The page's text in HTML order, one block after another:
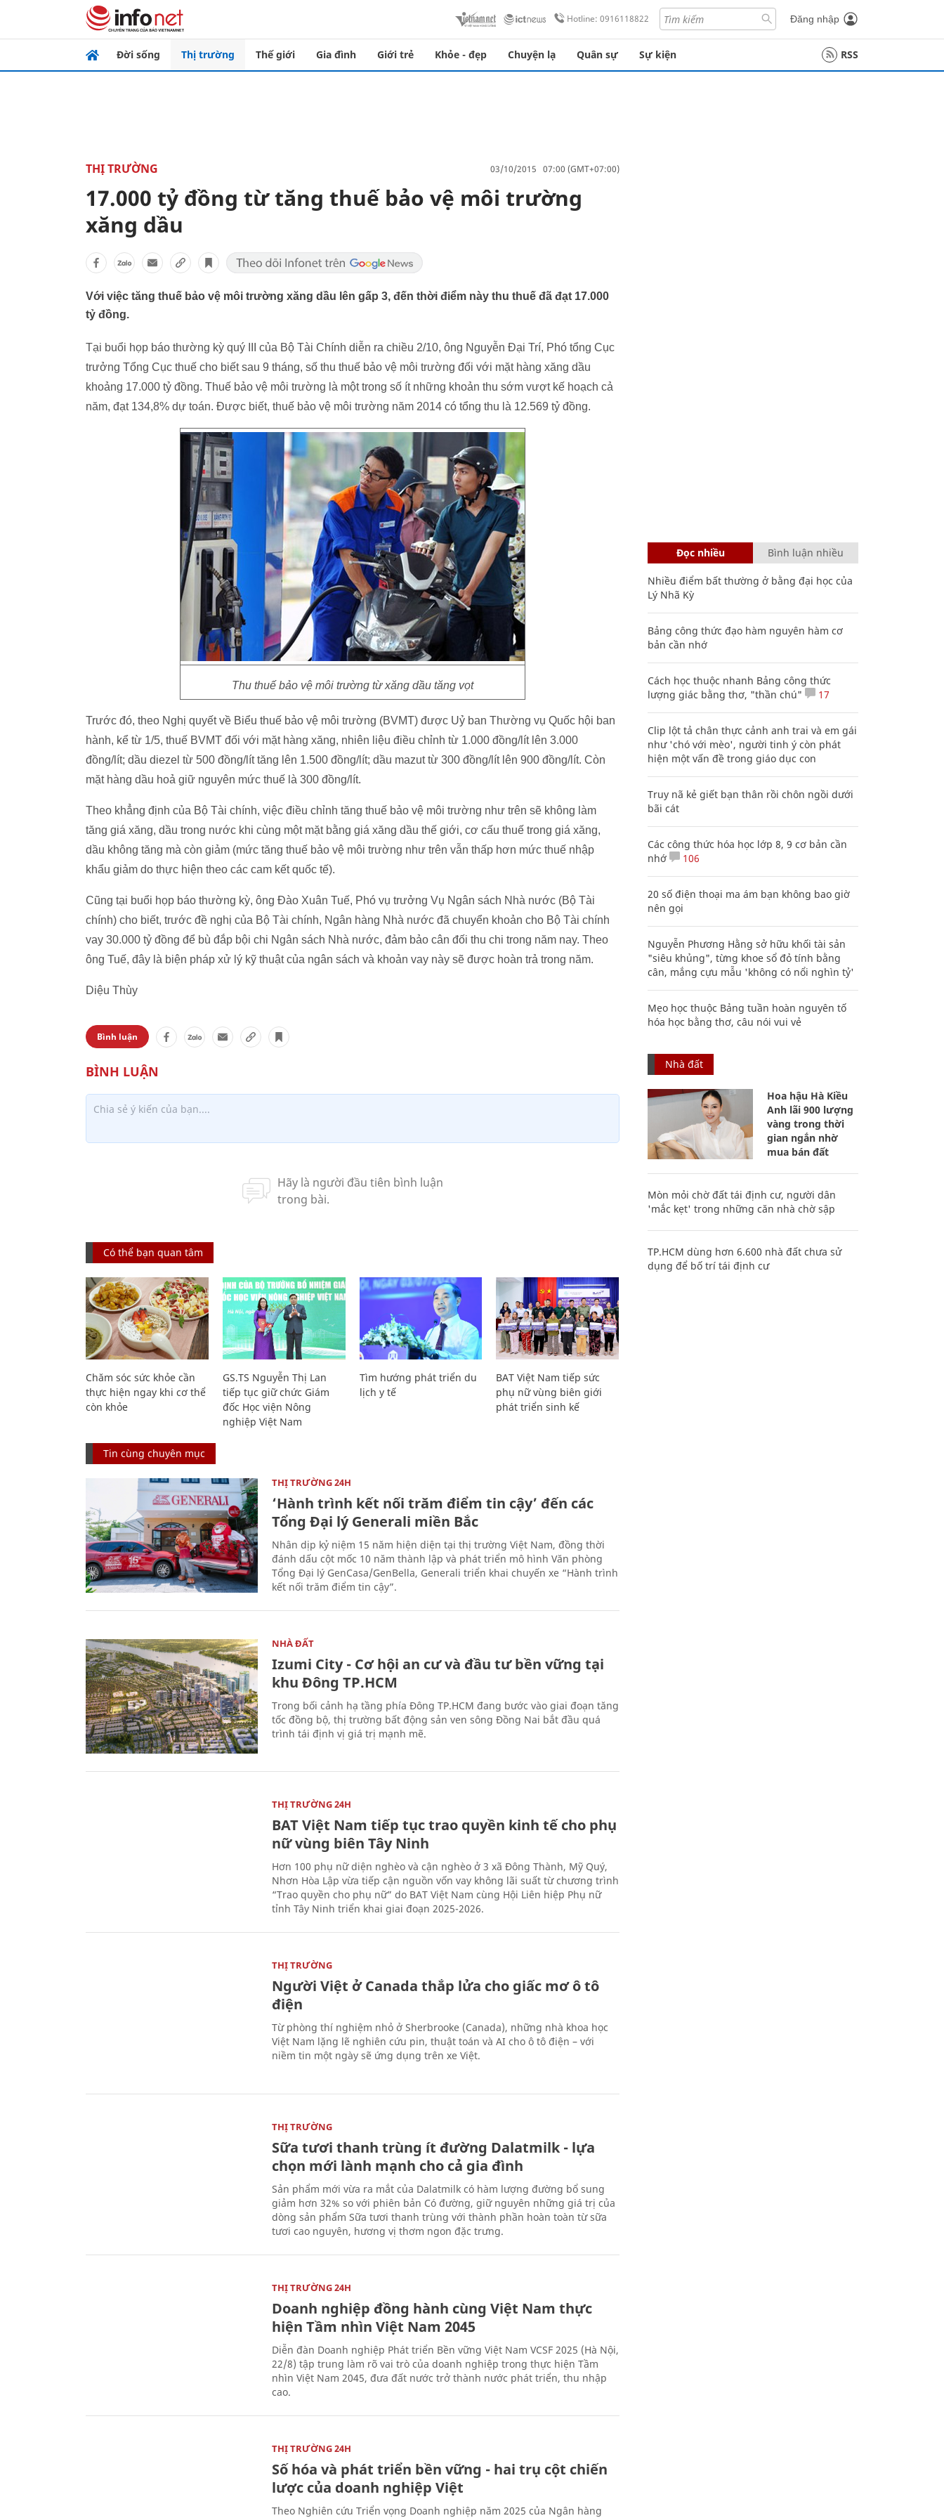
Hotline: 0916118822 Đăng nhập
Đời sống Thị trường Thế giới Gia đình Giới trẻ Khỏe - đẹp Chuyện lạ Quân sự Sự kiện RSS
THỊ TRƯỜNG 03/10/2015 07:00 (GMT+07:00)
17.000 tỷ đồng từ tăng thuế bảo vệ môi trường
xăng dầu
Với việc tăng thuế bảo vệ môi trường xăng dầu lên gấp 3, đến thời điểm này thu thuế đã đạt 17.000
tỷ đồng.
Tại buổi họp báo thường kỳ quý III của Bộ Tài Chính diễn ra chiều 2/10, ông Nguyễn Đại Trí, Phó tổng Cục
trưởng Tổng Cục thuế cho biết sau 9 tháng, số thu thuế bảo vệ môi trường đối với mặt hàng xăng dầu
khoảng 17.000 tỷ đồng. Thuế bảo vệ môi trường là một trong số ít những khoản thu sớm vượt kế hoạch cả
năm, đạt 134,8% dự toán. Được biết, thuế bảo vệ môi trường năm 2014 có tổng thu là 12.569 tỷ đồng.
Thu thuế bảo vệ môi trường từ xăng dầu tăng vọt
Trước đó, theo Nghị quyết về Biểu thuế bảo vệ môi trường (BVMT) được Uỷ ban Thường vụ Quốc hội ban
hành, kể từ 1/5, thuế BVMT đối với mặt hàng xăng, nhiên liệu điều chỉnh từ 1.000 đồng/lít lên 3.000
đồng/lít; dầu diezel từ 500 đồng/lít tăng lên 1.500 đồng/lít; dầu mazut từ 300 đồng/lít lên 900 đồng/lít. Còn
mặt hàng dầu hoả giữ nguyên mức thuế là 300 đồng/lít.
Theo khẳng định của Bộ Tài chính, việc điều chỉnh tăng thuế bảo vệ môi trường như trên sẽ không làm
tăng giá xăng, dầu trong nước khi cùng một mặt bằng giá xăng dầu thế giới, cơ cấu thuế trong giá xăng,
dầu không tăng mà còn giảm (mức tăng thuế bảo vệ môi trường như trên vẫn thấp hơn mức thuế nhập
khẩu giảm do thực hiện theo các cam kết quốc tế).
Cũng tại buổi họp báo thường kỳ, ông Đào Xuân Tuế, Phó vụ trưởng Vụ Ngân sách Nhà nước (Bộ Tài
chính) cho biết, trước đề nghị của Bộ Tài chính, Ngân hàng Nhà nước đã chuyển khoản cho Bộ Tài chính
vay 30.000 tỷ đồng để bù đắp bội chi Ngân sách Nhà nước, đảm bảo cân đối thu chi trong năm nay. Theo
ông Tuế, đây là biện pháp xử lý kỹ thuật của ngân sách và khoản vay này sẽ được hoàn trả trong năm.
Diệu Thùy
Bình luận
Có thể bạn quan tâm
Chăm sóc sức khỏe cần
thực hiện ngay khi cơ thể
còn khỏe
GS.TS Nguyễn Thị Lan
tiếp tục giữ chức Giám
đốc Học viện Nông
nghiệp Việt Nam
Tìm hướng phát triển du
lịch y tế
BAT Việt Nam tiếp sức
phụ nữ vùng biên giới
phát triển sinh kế
Tin cùng chuyên mục
THỊ TRƯỜNG 24H
‘Hành trình kết nối trăm điểm tin cậy’ đến các
Tổng Đại lý Generali miền Bắc
Nhân dịp kỷ niệm 15 năm hiện diện tại thị trường Việt Nam, đồng thời
đánh dấu cột mốc 10 năm thành lập và phát triển mô hình Văn phòng
Tổng Đại lý GenCasa/GenBella, Generali triển khai chuyến xe “Hành trình
kết nối trăm điểm tin cậy”.
NHÀ ĐẤT
Izumi City - Cơ hội an cư và đầu tư bền vững tại
khu Đông TP.HCM
Trong bối cảnh hạ tầng phía Đông TP.HCM đang bước vào giai đoạn tăng
tốc đồng bộ, thị trường bất động sản ven sông Đồng Nai bắt đầu quá
trình tái định vị giá trị mạnh mẽ.
THỊ TRƯỜNG 24H
BAT Việt Nam tiếp tục trao quyền kinh tế cho phụ
nữ vùng biên Tây Ninh
Hơn 100 phụ nữ diện nghèo và cận nghèo ở 3 xã Đông Thành, Mỹ Quý,
Nhơn Hòa Lập vừa tiếp cận nguồn vốn vay không lãi suất từ chương trình
“Trao quyền cho phụ nữ” do BAT Việt Nam cùng Hội Liên hiệp Phụ nữ
tỉnh Tây Ninh triển khai giai đoạn 2025-2026.
THỊ TRƯỜNG
Người Việt ở Canada thắp lửa cho giấc mơ ô tô
điện
Từ phòng thí nghiệm nhỏ ở Sherbrooke (Canada), những nhà khoa học
Việt Nam lặng lẽ nghiên cứu pin, thuật toán và AI cho ô tô điện – với
niềm tin một ngày sẽ ứng dụng trên xe Việt.
THỊ TRƯỜNG
Sữa tươi thanh trùng ít đường Dalatmilk - lựa
chọn mới lành mạnh cho cả gia đình
Sản phẩm mới vừa ra mắt của Dalatmilk có hàm lượng đường bổ sung
giảm hơn 32% so với phiên bản Có đường, giữ nguyên những giá trị của
dòng sản phẩm Sữa tươi thanh trùng với thành phần hoàn toàn từ sữa
tươi cao nguyên, hương vị thơm ngon đặc trưng.
THỊ TRƯỜNG 24H
Doanh nghiệp đồng hành cùng Việt Nam thực
hiện Tầm nhìn Việt Nam 2045
Diễn đàn Doanh nghiệp Phát triển Bền vững Việt Nam VCSF 2025 (Hà Nội,
22/8) tập trung làm rõ vai trò của doanh nghiệp trong thực hiện Tầm
nhìn Việt Nam 2045, đưa đất nước trở thành nước phát triển, thu nhập
cao.
THỊ TRƯỜNG 24H
Số hóa và phát triển bền vững - hai trụ cột chiến
lược của doanh nghiệp Việt
Theo Nghiên cứu Triển vọng Doanh nghiệp năm 2025 của Ngân hàng
Đọc nhiều Bình luận nhiều
Nhiều điểm bất thường ở bằng đại học của
Lý Nhã Kỳ
Bảng công thức đạo hàm nguyên hàm cơ
bản cần nhớ
Cách học thuộc nhanh Bảng công thức
lượng giác bằng thơ, "thần chú"
17
Clip lột tả chân thực cảnh anh trai và em gái
như 'chó với mèo', người tinh ý còn phát
hiện một vấn đề trong giáo dục con
Truy nã kẻ giết bạn thân rồi chôn ngồi dưới
bãi cát
Các công thức hóa học lớp 8, 9 cơ bản cần
nhớ
106
20 số điện thoại ma ám bạn không bao giờ
nên gọi
Nguyễn Phương Hằng sở hữu khối tài sản
"siêu khủng", từng khoe sổ đỏ tính bằng
cân, mắng cựu mẫu 'không có nổi nghìn tỷ'
Mẹo học thuộc Bảng tuần hoàn nguyên tố
hóa học bằng thơ, câu nói vui vẻ
Nhà đất
Hoa hậu Hà Kiều
Anh lãi 900 lượng
vàng trong thời
gian ngắn nhờ
mua bán đất
Mòn mỏi chờ đất tái định cư, người dân
'mắc kẹt' trong những căn nhà chờ sập
TP.HCM dùng hơn 6.600 nhà đất chưa sử
dụng để bố trí tái định cư